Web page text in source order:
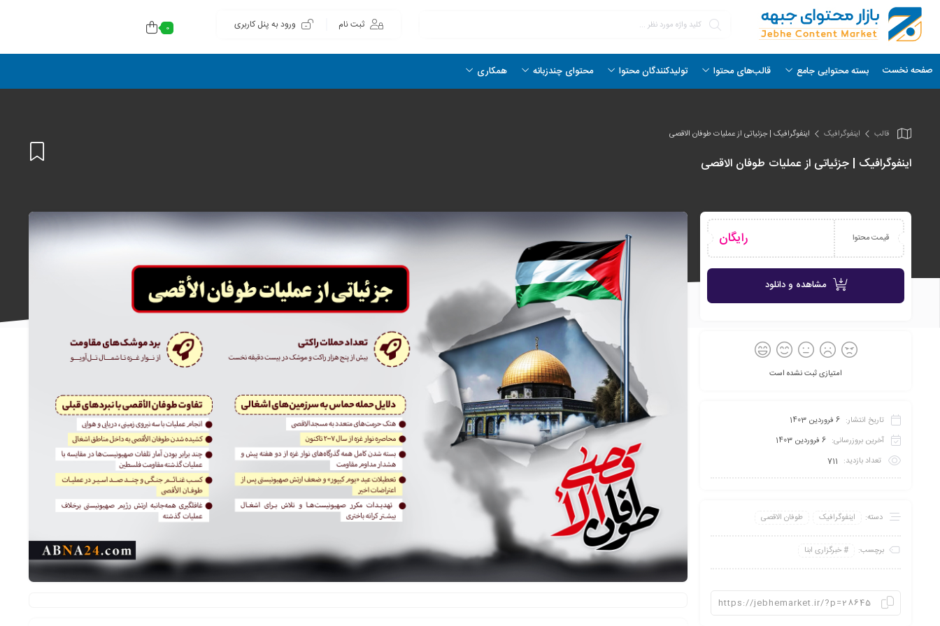
ثبت نام ورود به پنل کاربری 0
صفحه نخست بسته محتوایی جامع قالب‌های محتوا تولیدکنندگان محتوا محتوای چندزبانه همکاری
قالب اینفو‌گرافیک اینفوگرافیک | جزئیاتی از عملیات طوفان الاقصی
اینفوگرافیک | جزئیاتی از عملیات طوفان الاقصی
ها
قیمت محتوا رایگان
مشاهده و دانلود
امتیازی ثبت نشده است
تاریخ انتشار: 6 فروردین 1403
آخرین بروزرسانی: 6 فروردین 1403
تعداد بازدید: 711
دسته: اینفو‌گرافیک طوفان الاقصی
برچسب: خبرگزاری ابنا